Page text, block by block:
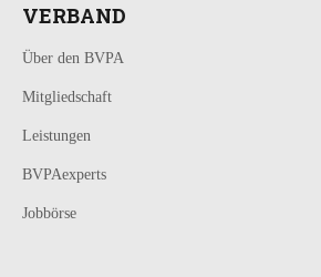
VERBAND
Über den BVPA
Mitgliedschaft
Leistungen
BVPAexperts
Jobbörse